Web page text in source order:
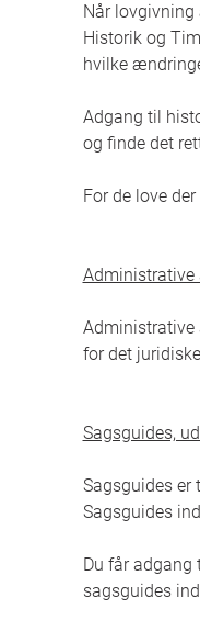
Når
Historik og
hvilke
Adgang til
og finde det
For de love
Administrative
Administrative
for det
Sagsguides,
Sagsguides er
Sagsguides
Du får adgang
sagsguides